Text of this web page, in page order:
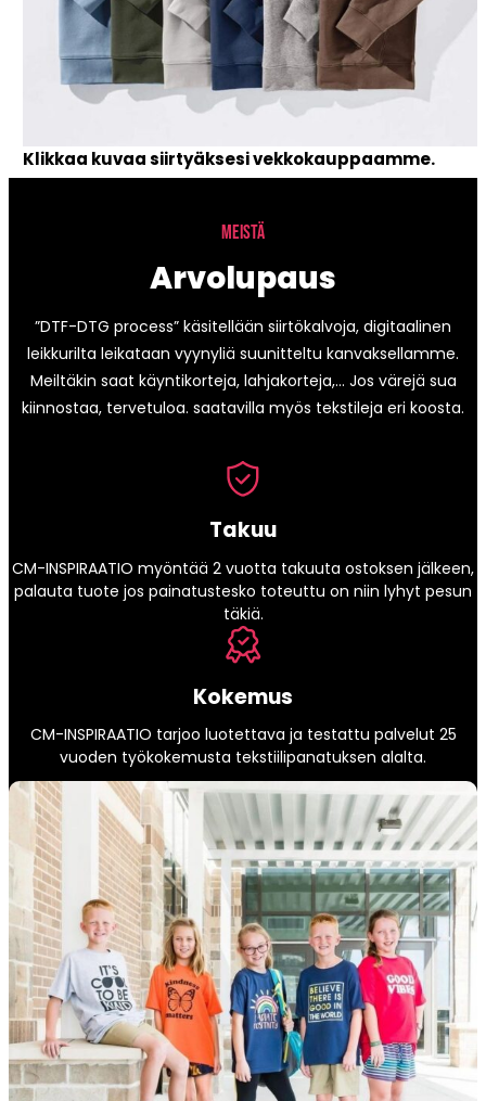
Klikkaa kuvaa siirtyäksesi vekkokauppaamme.
MEISTÄ
Arvolupaus
”DTF-DTG process” käsitellään siirtökalvoja, digitaalinen
leikkurilta leikataan vyynyliä suunitteltu kanvaksellamme.
Meiltäkin saat käyntikorteja, lahjakorteja,… Jos värejä sua
kiinnostaa, tervetuloa. saatavilla myös tekstileja eri koosta.
Takuu
CM-INSPIRAATIO myöntää 2 vuotta takuuta ostoksen jälkeen,
palauta tuote jos painatustesko toteuttu on niin lyhyt pesun
täkiä.
Kokemus
CM-INSPIRAATIO tarjoo luotettava ja testattu palvelut 25
vuoden työkokemusta tekstiilipanatuksen alalta.